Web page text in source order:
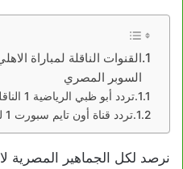
القنوات الناقلة لمباراة
السوبر المصري
تردد أبو ظبي الرياضية 1 الناقلة لمباراة الأهلي وفيوتشر
تردد قناة أون تايم سبورت 1 لمشاهدة نهائي كأس السوبر
نرصد لكل الجماهير المصرية